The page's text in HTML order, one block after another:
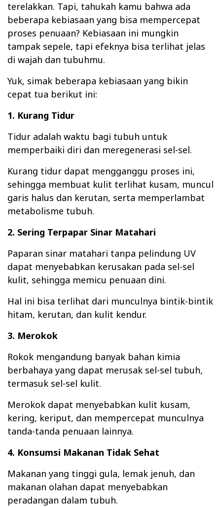
terelakkan. Tapi, tahukah kamu bahwa ada
beberapa kebiasaan yang bisa mempercepat
proses penuaan? Kebiasaan ini mungkin
tampak sepele, tapi efeknya bisa terlihat jelas
di wajah dan tubuhmu.
Yuk, simak beberapa kebiasaan yang bikin
cepat tua berikut ini:
1. Kurang Tidur
Tidur adalah waktu bagi tubuh untuk
memperbaiki diri dan meregenerasi sel-sel.
Kurang tidur dapat mengganggu proses ini,
sehingga membuat kulit terlihat kusam, muncul
garis halus dan kerutan, serta memperlambat
metabolisme tubuh.
2. Sering Terpapar Sinar Matahari
Paparan sinar matahari tanpa pelindung UV
dapat menyebabkan kerusakan pada sel-sel
kulit, sehingga memicu penuaan dini.
Hal ini bisa terlihat dari munculnya bintik-bintik
hitam, kerutan, dan kulit kendur.
3. Merokok
Rokok mengandung banyak bahan kimia
berbahaya yang dapat merusak sel-sel tubuh,
termasuk sel-sel kulit.
Merokok dapat menyebabkan kulit kusam,
kering, keriput, dan mempercepat munculnya
tanda-tanda penuaan lainnya.
4. Konsumsi Makanan Tidak Sehat
Makanan yang tinggi gula, lemak jenuh, dan
makanan olahan dapat menyebabkan
peradangan dalam tubuh.